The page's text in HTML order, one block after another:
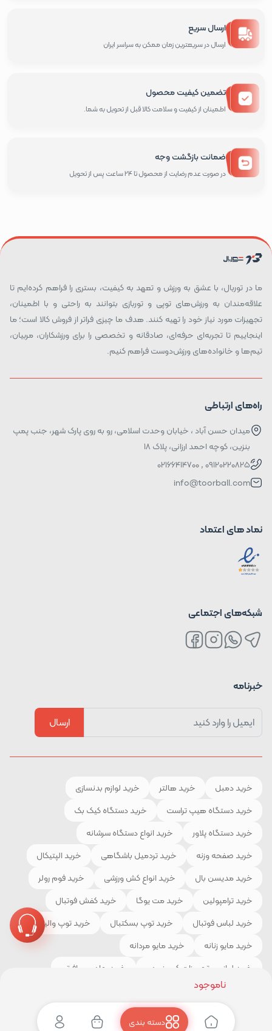
دسته بندی
ناموجود
ارسال سریع
ارسال در سریعترین زمان ممکن به سراسر ایران
تضمین کیفیت محصول
اطمینان از کیفیت و سلامت کالا قبل از تحویل به شما.
ضمانت بازگشت وجه
در صورت عدم رضایت از محصول تا 24 ساعت پس از تحویل
ما در توربال، با عشق به ورزش و تعهد به کیفیت، بستری را فراهم کرده‌ایم تا
علاقه‌مندان به ورزش‌های توپی و توربازی بتوانند به راحتی و با اطمینان،
تجهیزات مورد نیاز خود را تهیه کنند. هدف ما چیزی فراتر از فروش کالا است؛ ما
اینجاییم تا تجربه‌ای حرفه‌ای، صادقانه و تخصصی را برای ورزشکاران، مربیان،
تیم‌ها و خانواده‌های ورزش‌دوست فراهم کنیم.
راه‌های ارتباطی
میدان حسن آباد ، خیابان وحدت اسلامی، رو به روی پارک شهر، جنب پمپ
بنزین، کوچه احمد ارزانی، پلاک ۱۸
09120220825 , 02166414700
info@toorball.com
نماد های اعتماد
شبکه‌های اجتماعی
خبرنامه
ارسال
خرید دمبل خرید هالتر
خرید لوازم بدنسازی
خرید دستگاه هیپ تراست
خرید دستگاه کیک بک
خرید دستگاه پلاور
خرید انواع دستگاه سرشانه
خرید صفحه وزنه
خرید تردمیل باشگاهی
خرید الپتیکال
خرید مدیسن بال
خرید انواع کش ورزشی
خرید فوم رولر
خرید ترامپولین
خرید مت یوگا
خرید کفش فوتبال
خرید لباس فوتبال
خرید توپ بسکتبال
خرید توپ والیبال
خرید مایو زنانه
خرید مایو مردانه
خرید لوازم و تجهیزات کوهنوردی
خرید چادر مسافرتی
خرید کیسه خواب